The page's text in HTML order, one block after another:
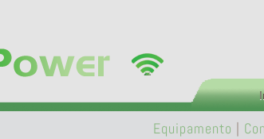
Equipamento |